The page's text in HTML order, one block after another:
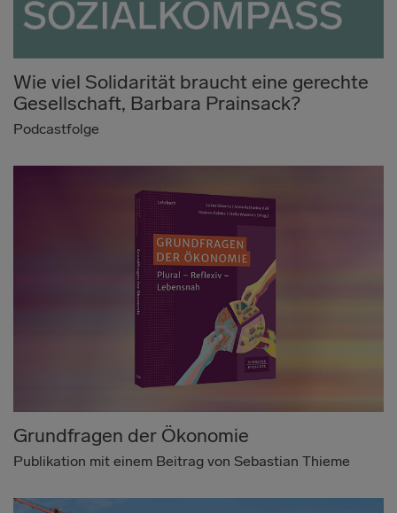
Wie viel Solidarität braucht eine gerechte
Gesellschaft, Barbara Prainsack?
Podcastfolge
Grundfragen der Ökonomie
Publikation mit einem Beitrag von Sebastian Thieme